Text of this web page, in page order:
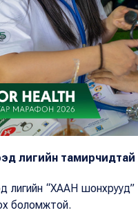
лигийн
лигийн “ХААН шонхрууд”
боломжтой.